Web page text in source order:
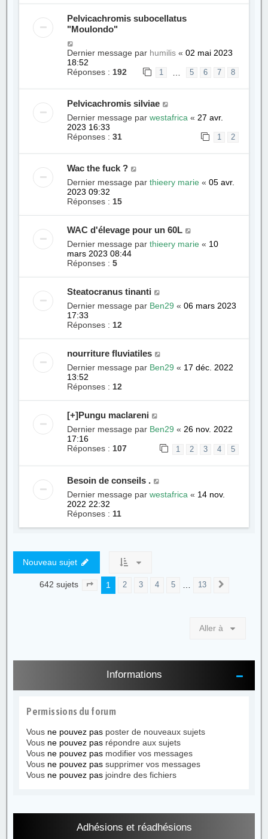
Pelvicachromis subocellatus
"Moulondo"
Dernier message par humilis «02 mai 2023
18:52
Réponses : 192 1 … 5 6 7 8
Pelvicachromis silviae
Dernier message parwestafrica «27 avr.
2023 16:33
Réponses :31 1 2
Wac the fuck ?
Dernier message parthieery marie «05 avr.
2023 09:32
Réponses :15
WAC d'élevage pour un 60L
Dernier message parthieery marie « 10
mars 2023 08:44
Réponses :5
Steatocranus tinanti
Dernier message par Ben29 «06 mars 2023
17:33
Réponses :12
nourriture fluviatiles
Dernier message par Ben29 « 17 déc. 2022
13:52
Réponses :12
[+]Pungu maclareni
Dernier message par Ben29 «26 nov. 2022
17:16
Réponses :107 1 2 3 4 5
Besoin de conseils .
Dernier message parwestafrica « 14 nov.
2022 22:32
Réponses : 11
Nouveau sujet
642 sujets Page sur 13
1 2 3 4 5 13
Aller à
Informations
Permissions du forum
Vous ne pouvez pas poster de nouveaux sujets
Vous ne pouvez pas répondre aux sujets
Vous ne pouvez pas modifier vos messages
Vous ne pouvez pas supprimer vos messages
Vous ne pouvez pas joindre des fichiers
Adhésions et réadhésions